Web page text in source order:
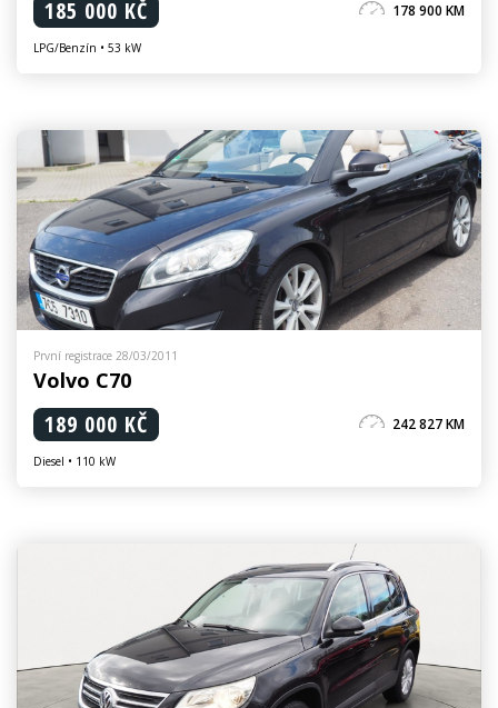
185 000 KČ 178 900 KM
LPG/Benzín • 53 kW
První registrace 28/03/2011
Volvo C70
189 000 KČ 242 827 KM
Diesel • 110 kW